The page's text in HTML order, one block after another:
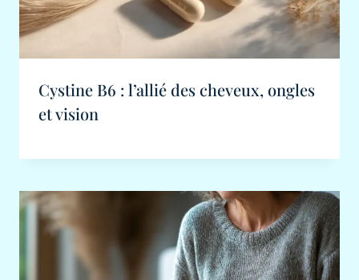
Cystine B6 : l’allié des cheveux, ongles
et vision